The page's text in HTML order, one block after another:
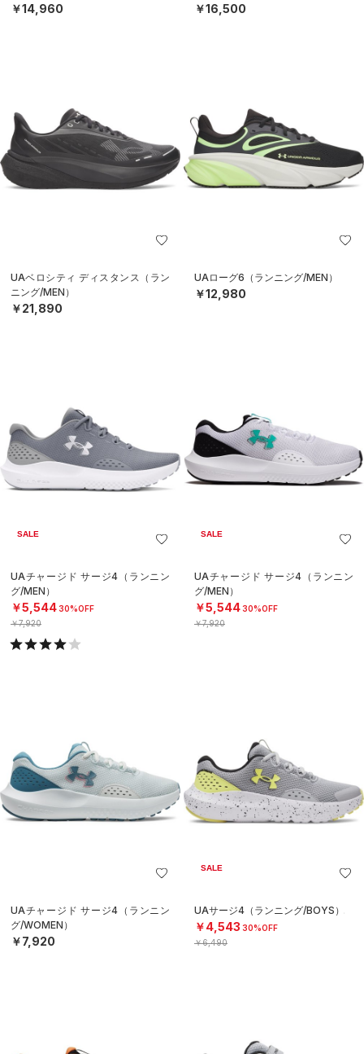
￥14,960 ￥16,500
UAベロシティ ディスタンス（ラン
ニング/MEN）
￥21,890
UAローグ6（ランニング/MEN）
￥12,980
SALE
UAチャージド サージ4（ランニン
グ/MEN）
￥5,54430%OFF
￥7,920
SALE
UAチャージド サージ4（ランニン
グ/MEN）
￥5,54430%OFF
￥7,920
UAチャージド サージ4（ランニン
グ/WOMEN）
￥7,920
SALE
UAサージ4（ランニング/BOYS）
￥4,543 30%OFF
￥6,490